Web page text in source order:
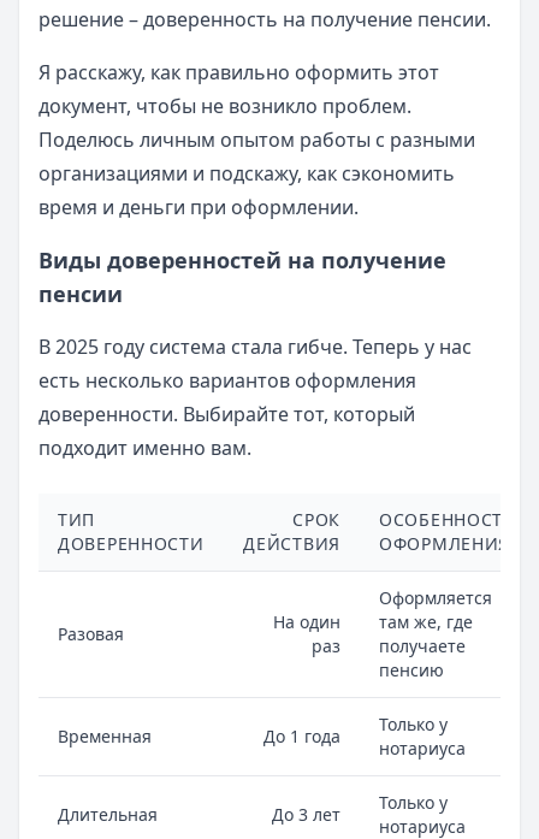
решение – доверенность на получение пенсии.
Я расскажу, как правильно оформить этот
документ, чтобы не возникло проблем.
Поделюсь личным опытом работы с разными
организациями и подскажу, как сэкономить
время и деньги при оформлении.
Виды доверенностей на получение
пенсии
В 2025 году система стала гибче. Теперь у нас
есть несколько вариантов оформления
доверенности. Выбирайте тот, который
подходит именно вам.
ТИП
ДОВЕРЕННОСТИ
СРОК
ДЕЙСТВИЯ
ОСОБЕННОСТИ
ОФОРМЛЕНИЯ
Разовая
На один
раз
Оформляется
там же, где
получаете
пенсию
Временная До 1 года
Только у
нотариуса
Длительная До 3 лет
Только у
нотариуса